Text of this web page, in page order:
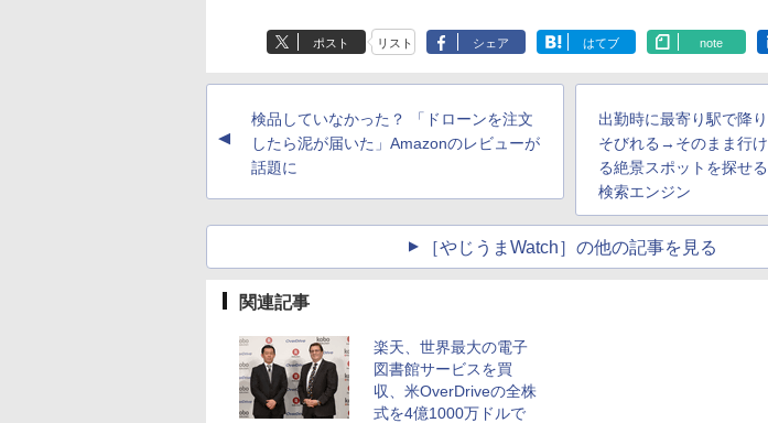
ポスト リスト シェア はてブ note
▲
検品していなかった？ 「ドローンを注文
したら泥が届いた」Amazonのレビューが
話題に
出勤時に最寄り駅で降り
そびれる→そのまま行け
る絶景スポットを探せる
検索エンジン
［やじうまWatch］の他の記事を見る
関連記事
楽天、世界最大の電子
図書館サービスを買
収、米OverDriveの全株
式を4億1000万ドルで